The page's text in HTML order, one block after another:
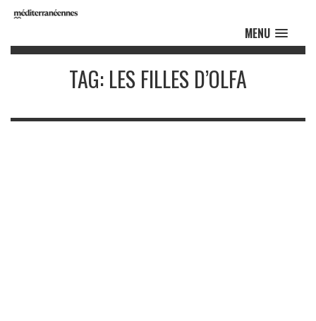
MENU
TAG: LES FILLES D’OLFA